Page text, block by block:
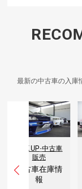
最新の中古車の入庫
PICK UP-中古車
販売
[新入庫]718
ケイマン ス